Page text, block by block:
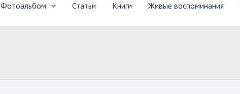
Фотоальбом Статьи Книги Живые воспоминания